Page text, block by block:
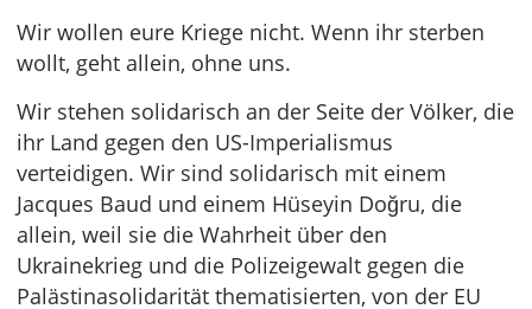
Wir wollen eure Kriege nicht. Wenn ihr sterben
wollt, geht allein, ohne uns.
Wir stehen solidarisch an der Seite der Völker, die
ihr Land gegen den US-Imperialismus
verteidigen. Wir sind solidarisch mit einem
Jacques Baud und einem Hüseyin Doğru, die
allein, weil sie die Wahrheit über den
Ukrainekrieg und die Polizeigewalt gegen die
Palästinasolidarität thematisierten, von der EU